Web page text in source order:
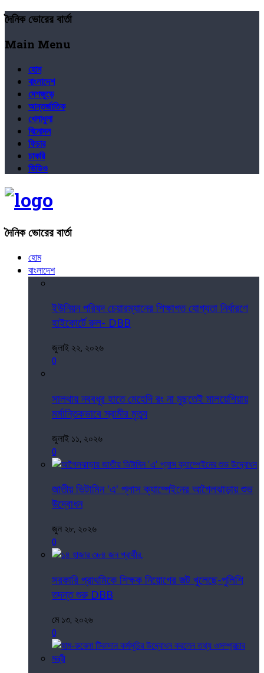
দৈনিক ভোরের বার্তা
Main Menu
হোম
বাংলাদেশ
দেশজুড়ে
আন্তর্জাতিক
খেলাধুলা
বিনোদন
ফিচার
চাকরি
ভিডিও
দৈনিক ভোরের বার্তা
হোম
বাংলাদেশ
ইউনিয়ন পরিষদ চেয়ারম্যানের শিক্ষাগত যোগ্যতা নির্ধারণে
হাইকোর্টে রুল- DBB
জুলাই ২২, ২০২৬
0
সালথায় নববধূর হাতে মেহেদি রং না মুছতেই মালয়েশিয়ায়
মর্মান্তিকভাবে স্বামীর মৃত্যু
জুলাই ১১, ২০২৬
0
জাতীয় ভিটামিন 'এ' প্লাস ক্যাম্পেইনের আগৈলঝাড়ায় শুভ
উদ্বোধন
জুন ২৮, ২০২৬
0
সরকারি প্রাথমিকে শিক্ষক নিয়োগের জট খুলেছে-পুলিশি
তদন্ত শুরু DBB
মে ১৩, ২০২৬
0